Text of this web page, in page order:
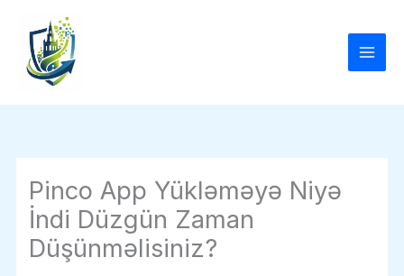
contenido
Pinco App Yükləməyə Niyə
İndi Düzgün Zaman
Düşünməlisiniz?